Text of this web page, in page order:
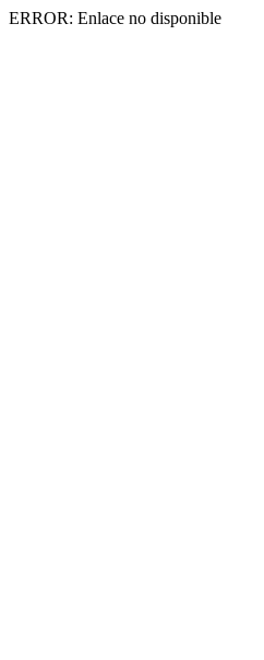
ERROR: Enlace no disponible